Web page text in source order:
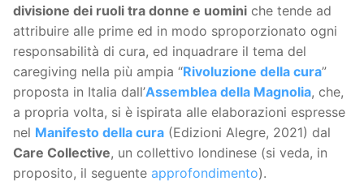
divisione dei ruoli tra donne e uomini che tende ad
attribuire alle prime ed in modo sproporzionato ogni
responsabilità di cura, ed inquadrare il tema del
caregiving nella più ampia “Rivoluzione della cura”
proposta in Italia dall’Assemblea della Magnolia, che,
a propria volta, si è ispirata alle elaborazioni espresse
nel Manifesto della cura (Edizioni Alegre, 2021) dal
Care Collective, un collettivo londinese (si veda, in
proposito, il seguente approfondimento).